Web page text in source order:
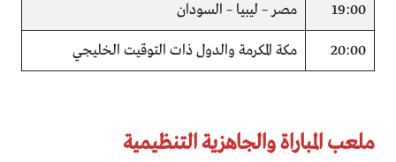
19:00 مصر – ليبيا – السودان
20:00 مكة المكرمة والدول ذات التوقيت الخليجي
ملعب المباراة والجاهزية التنظيمية